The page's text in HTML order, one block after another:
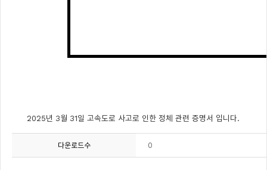
2025년 3월 31일 고속도로 사고로 인한 정체 관련 증명서 입니다.
다운로드수 0